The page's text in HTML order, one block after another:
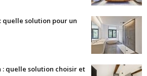
solution pour un
: quelle solution choisir et